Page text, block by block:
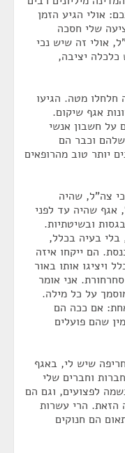
אולי הגיע הזמן
שלי חסכה
אולי זה שיש נכי
כלכלה יציבה,
מטה. הגיעו
אגף שיקום.
על חשבון אנשי
שלהם וכבר הם
יותר טוב מהרופאים
צה"ל, שהיה
אגף שהיה עד לפני
ובשיטתיות.
בלי בעיה בכלל,
הם ייקחו איזה
ויציגו אותו באור
אני אומר
על כל מילה.
אם ככה הם
שהם פועלים
שיש לי, באגף
וחברים שלי
לפצועים, וגם הם
הזאת. הרי עשרות
הם חנוקים